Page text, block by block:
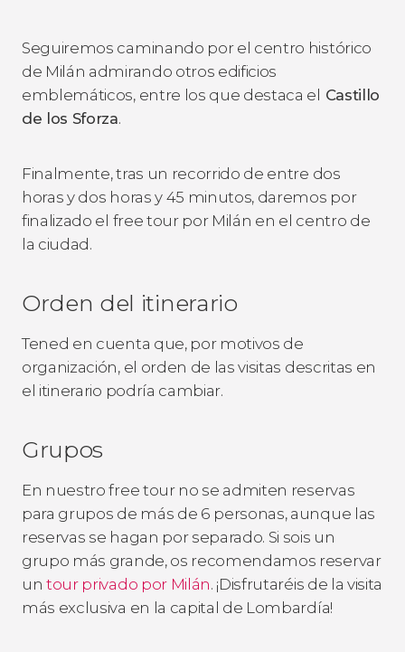
Seguiremos caminando por el centro histórico
de Milán admirando otros edificios
emblemáticos, entre los que destaca el Castillo
de los Sforza.
Finalmente, tras un recorrido de entre dos
horas y dos horas y 45 minutos, daremos por
finalizado el free tour por Milán en el centro de
la ciudad.
Orden del itinerario
Tened en cuenta que, por motivos de
organización, el orden de las visitas descritas en
el itinerario podría cambiar.
Grupos
En nuestro free tour no se admiten reservas
para grupos de más de 6 personas, aunque las
reservas se hagan por separado. Si sois un
grupo más grande, os recomendamos reservar
untour privado por Milán. ¡Disfrutaréis de la visita
más exclusiva en la capital de Lombardía!